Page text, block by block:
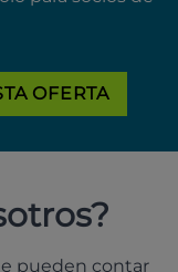
OFERTA
pueden contar